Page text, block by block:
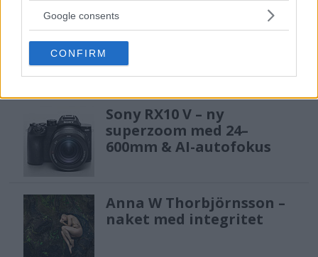
not limited to your visit or usage behaviour. You may click to
use your data for below specified purposes in below Google
consent section.
Google consents
CONFIRM
Sony FE 100-400mm F5,6-8
OSS – lätt telezoom för
Sony RX10 V – ny
superzoom med 24–
600mm & AI-autofokus
Anna W Thorbjörnsson –
naket med integritet